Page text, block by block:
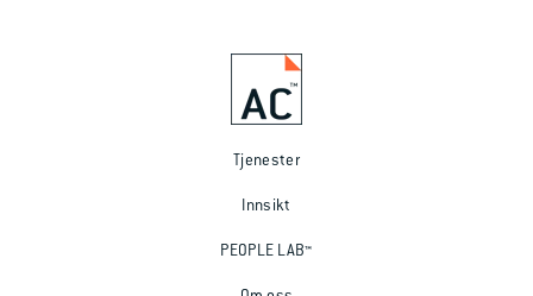
Tjenester
Innsikt
PEOPLE LAB™